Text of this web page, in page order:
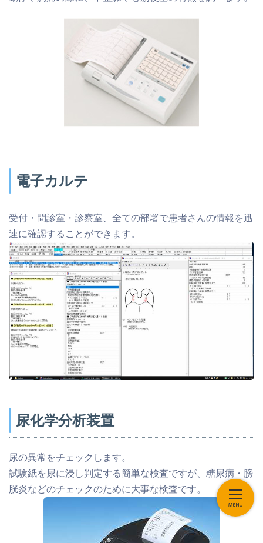
電子カルテ
受付・問診室・診察室、全ての部署で患者さんの情報を迅
速に確認することができます。
尿化学分析装置
尿の異常をチェックします。
試験紙を尿に浸し判定する簡単な検査ですが、糖尿病・膀
胱炎などのチェックのために大事な検査です。